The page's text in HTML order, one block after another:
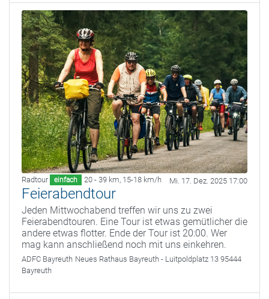
Radtour einfach 20 - 39 km, 15-18 km/h Mi. 17. Dez. 2025 17:00
Feierabendtour
Jeden Mittwochabend treffen wir uns zu zwei
Feierabendtouren. Eine Tour ist etwas gemütlicher die
andere etwas flotter. Ende der Tour ist 20:00. Wer
mag kann anschließend noch mit uns einkehren.
ADFC Bayreuth Neues Rathaus Bayreuth - Luitpoldplatz 13 95444
Bayreuth